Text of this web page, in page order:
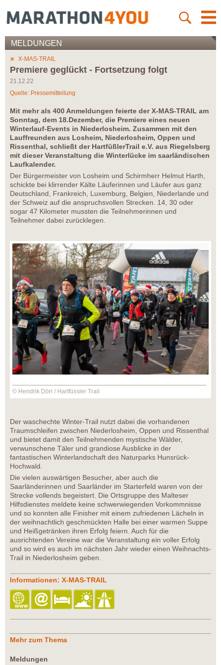
MELDUNGEN
X-MAS-TRAIL
Premiere geglückt - Fortsetzung folgt
21.12.22
Quelle: Pressemitteilung
Mit mehr als 400 Anmeldungen feierte der X-MAS-TRAIL am
Sonntag, dem 18.Dezember, die Premiere eines neuen
Winterlauf-Events in Niederlosheim. Zusammen mit den
Lauffreunden aus Losheim, Niederlosheim, Oppen und
Rissenthal, schließt der HartfüßlerTrail e.V. aus Riegelsberg
mit dieser Veranstaltung die Winterlücke im saarländischen
Laufkalender.
Der Bürgermeister von Losheim und Schirmherr Helmut Harth,
schickte bei klirrender Kälte Läuferinnen und Läufer aus ganz
Deutschland, Frankreich, Luxemburg, Belgien, Niederlande und
der Schweiz auf die anspruchsvollen Strecken. 14, 30 oder
sogar 47 Kilometer mussten die Teilnehmerinnen und
Teilnehmer dabei zurücklegen.
© Hendrik Dörr / Hartfüssler Trail
Der waschechte Winter-Trail nutzt dabei die vorhandenen
Traumschleifen zwischen Niederlosheim, Oppen und Rissenthal
und bietet damit den Teilnehmenden mystische Wälder,
verwunschene Täler und grandiose Ausblicke in der
fantastischen Winterlandschaft des Naturparks Hunsrück-
Hochwald.
Die vielen auswärtigen Besucher, aber auch die
Saarländerinnen und Saarländer im Starterfeld waren von der
Strecke vollends begeistert. Die Ortsgruppe des Malteser
Hilfsdienstes meldete keine schwerwiegenden Vorkommnisse
und so konnten alle Finisher mit einem zufriedenen Lächeln in
der weihnachtlich geschmückten Halle bei einer warmen Suppe
und Heißgetränken ihren Erfolg feiern. Auch für die
ausrichtenden Vereine war die Veranstaltung ein voller Erfolg
und so wird es auch im nächsten Jahr wieder einen Weihnachts-
Trail in Niederlosheim geben.
Informationen: X-MAS-TRAIL
Mehr zum Thema
Meldungen